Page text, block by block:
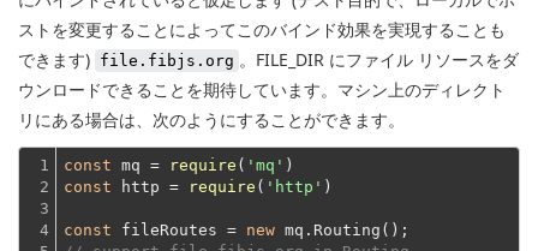
ストを変更することによってこのバインド効果を実現することも
できます) file.fibjs.org 。FILE_DIR にファイル リソースをダ
ウンロードできることを期待しています。 マシン上のディレクト
リにある場合は、次のようにすることができます。
1
2
3
4
const mq = require ( 'mq'
const http = require ( 'http' )
const fileRoutes = new